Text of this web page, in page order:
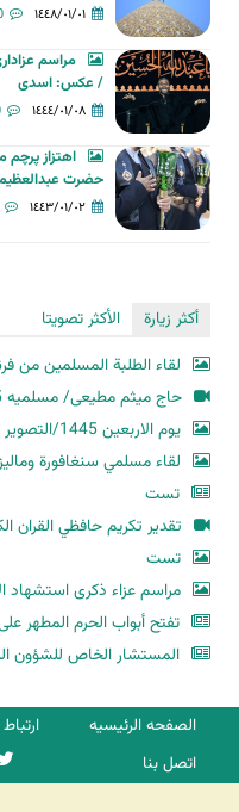
١٤٤٨/٠١/٠١
مراسم
/ عکس: اسدی
١٤٤٤/٠١/٠٨
اهتزاز پرچم
حضرت
١٤٤٣/٠١/٠٢
أكثر زيارة
الأكثر تصويتا
لقاء الطلبة المسلمين من
حاج میثم مطیعی/ مسلمیه 1445
یوم الاربعین 1445/التصویر فضل الله بیجنی
لقاء مسلمي سنغافورة
تست
تقدير تكريم حافظي القران
تست
مراسم عزاء ذكرى استشهاد
تفتح أبواب الحرم المطهر
المستشار الخاص للشؤون
الصفحه الرئیسیه
اتصل بنا